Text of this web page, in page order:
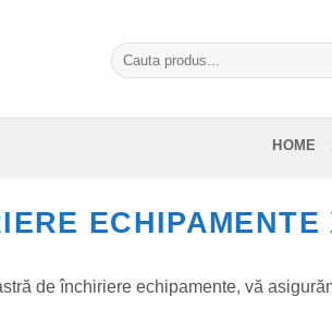
Caută
după:
HOME
ECHIPAMENTE
de închiriere echipamente, vă